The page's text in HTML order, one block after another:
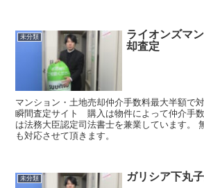
未分類
ライオンズマ
却査定
マンション・土地売却仲介手数料最大半額で
瞬間査定サイト 購入は物件によって仲介手
は法務大臣認定司法書士を兼業しています。
も対応させて頂きます。
未分類 ガリシア下丸